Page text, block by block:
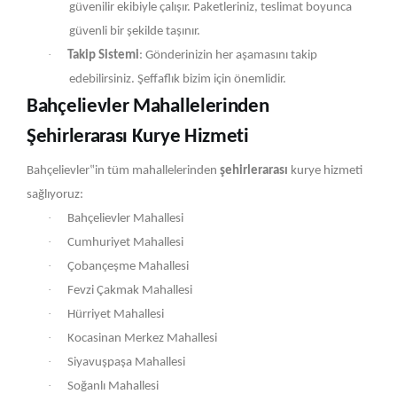
güvenilir ekibiyle çalışır. Paketleriniz, teslimat boyunca
güvenli bir şekilde taşınır.
·
Takip Sistemi: Gönderinizin her aşamasını takip
edebilirsiniz. Şeffaflık bizim için önemlidir.
Bahçelievler Mahallelerinden
Şehirlerarası Kurye Hizmeti
Bahçelievler‟in tüm mahallelerinden şehirlerarası kurye hizmeti
sağlıyoruz:
·
Bahçelievler Mahallesi
·
Cumhuriyet Mahallesi
·
Çobançeşme Mahallesi
·
Fevzi Çakmak Mahallesi
·
Hürriyet Mahallesi
·
Kocasinan Merkez Mahallesi
·
Siyavuşpaşa Mahallesi
·
Soğanlı Mahallesi